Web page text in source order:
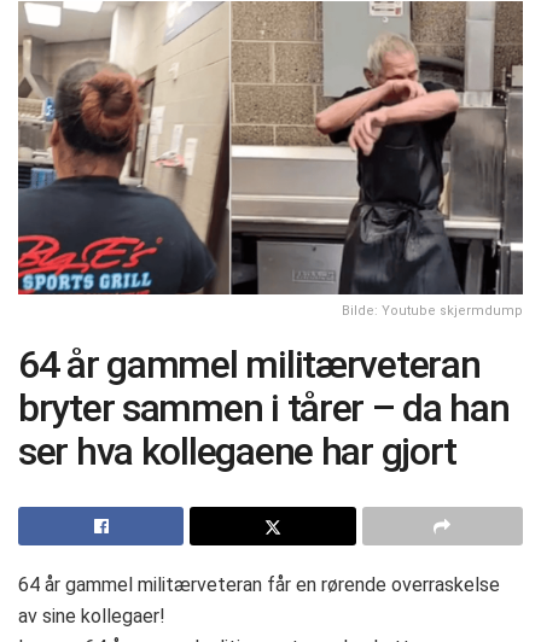
Bilde: Youtube skjermdump
64 år gammel militærveteran
bryter sammen i tårer – da han
ser hva kollegaene har gjort
64 år gammel militærveteran får en rørende overraskelse
av sine kollegaer!